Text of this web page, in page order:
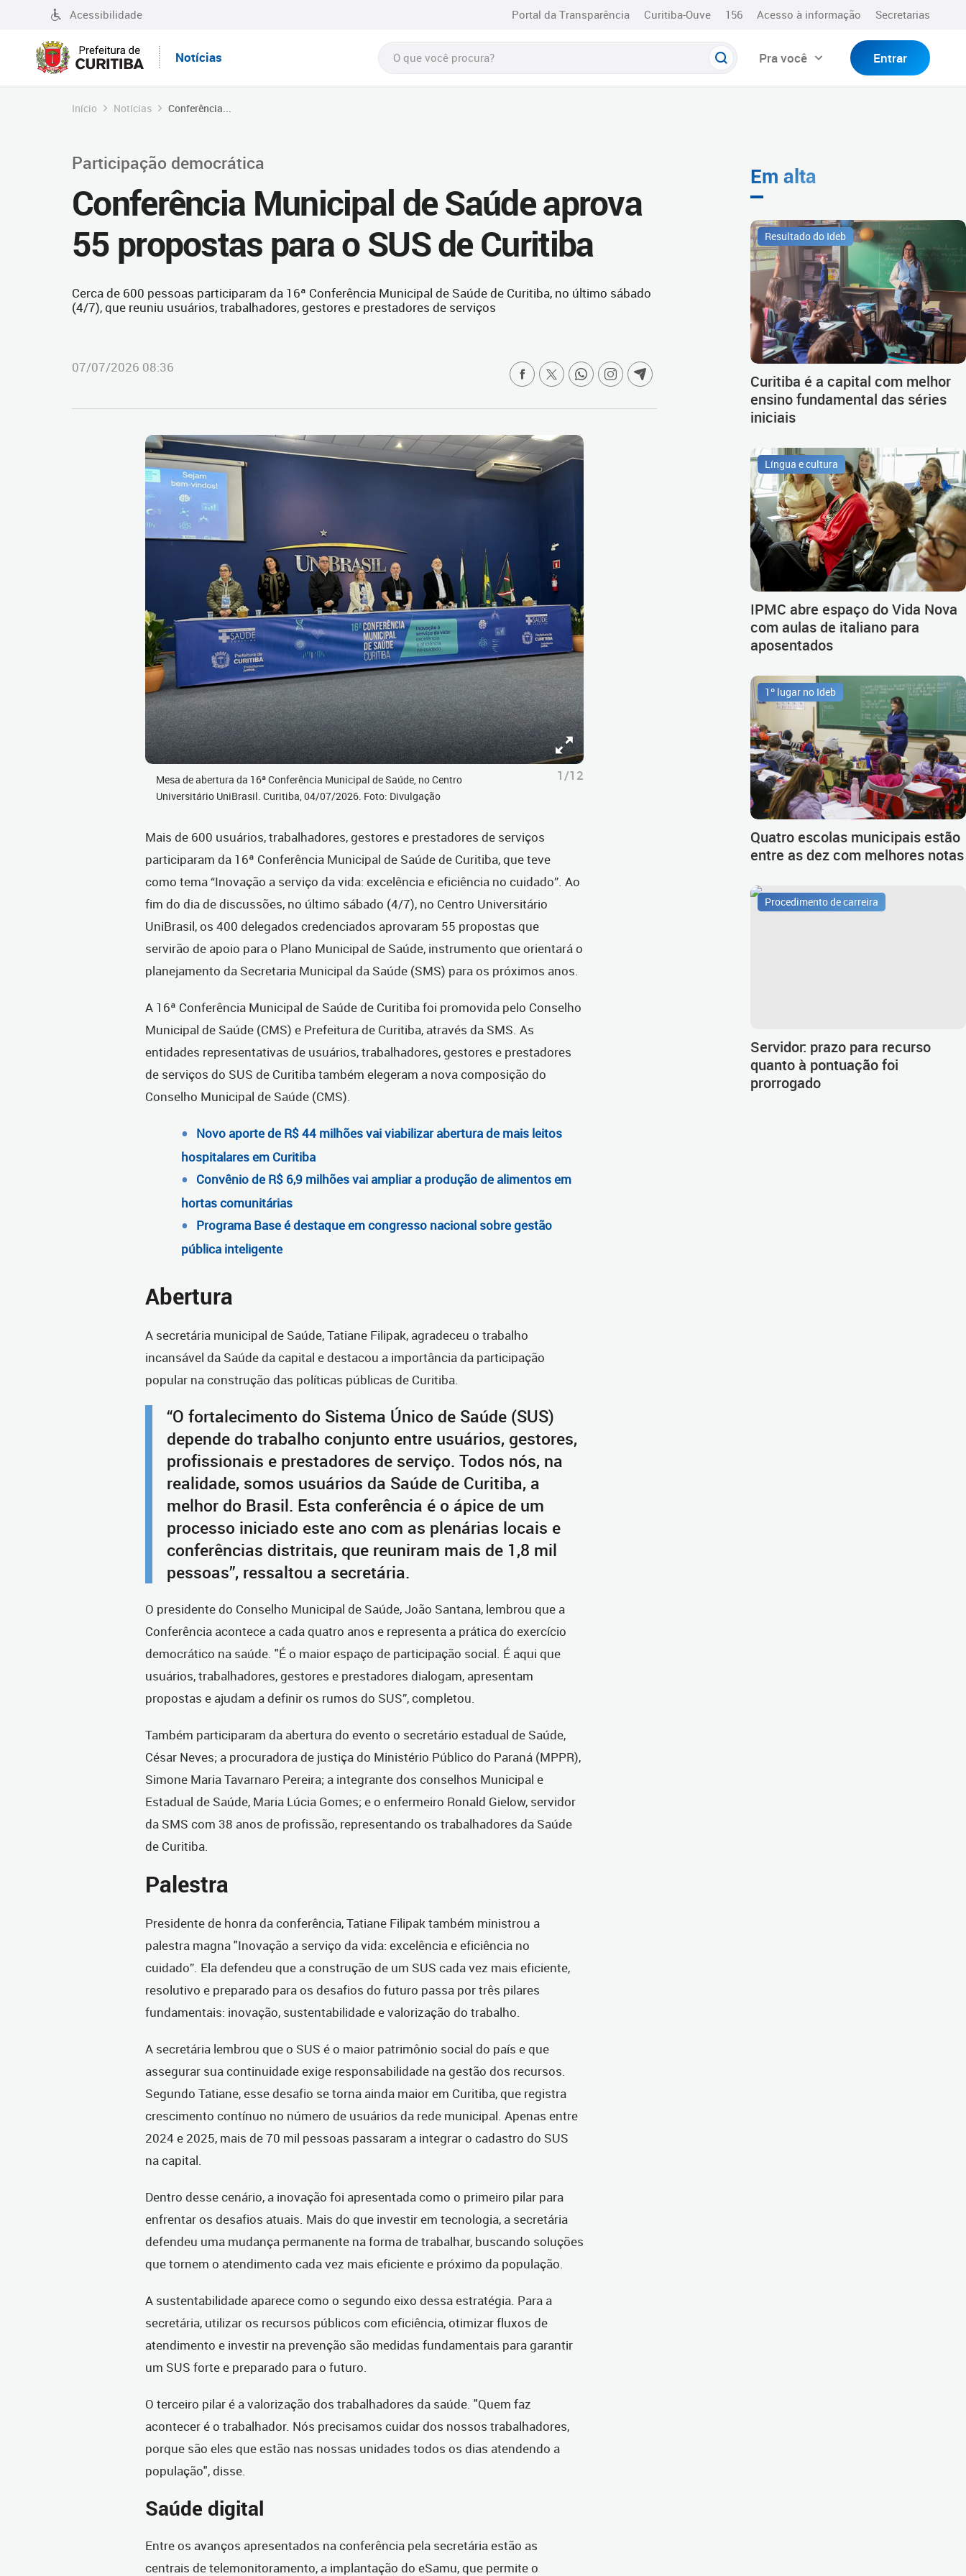
Acessibilidade Portal da Transparência Curitiba-Ouve 156 Acesso à informação Secretarias
Notícias Pra você Entrar
Início Notícias Conferência...
Participação democrática
Conferência Municipal de Saúde aprova
55 propostas para o SUS de Curitiba
Cerca de 600 pessoas participaram da 16ª Conferência Municipal de Saúde de Curitiba, no último sábado
(4/7), que reuniu usuários, trabalhadores, gestores e prestadores de serviços
07/07/2026 08:36
Mesa de abertura da 16ª Conferência Municipal de Saúde, no Centro
Universitário UniBrasil. Curitiba, 04/07/2026. Foto: Divulgação
1/12
Mais de 600 usuários, trabalhadores, gestores e prestadores de serviços
participaram da 16ª Conferência Municipal de Saúde de Curitiba, que teve
como tema “Inovação a serviço da vida: excelência e eficiência no cuidado”. Ao
fim do dia de discussões, no último sábado (4/7), no Centro Universitário
UniBrasil, os 400 delegados credenciados aprovaram 55 propostas que
servirão de apoio para o Plano Municipal de Saúde, instrumento que orientará o
planejamento da Secretaria Municipal da Saúde (SMS) para os próximos anos.
A 16ª Conferência Municipal de Saúde de Curitiba foi promovida pelo Conselho
Municipal de Saúde (CMS) e Prefeitura de Curitiba, através da SMS. As
entidades representativas de usuários, trabalhadores, gestores e prestadores
de serviços do SUS de Curitiba também elegeram a nova composição do
Conselho Municipal de Saúde (CMS).
Novo aporte de R$ 44 milhões vai viabilizar abertura de mais leitos
hospitalares em Curitiba
Convênio de R$ 6,9 milhões vai ampliar a produção de alimentos em
hortas comunitárias
Programa Base é destaque em congresso nacional sobre gestão
pública inteligente
Abertura
A secretária municipal de Saúde, Tatiane Filipak, agradeceu o trabalho
incansável da Saúde da capital e destacou a importância da participação
popular na construção das políticas públicas de Curitiba.
“O fortalecimento do Sistema Único de Saúde (SUS)
depende do trabalho conjunto entre usuários, gestores,
profissionais e prestadores de serviço. Todos nós, na
realidade, somos usuários da Saúde de Curitiba, a
melhor do Brasil. Esta conferência é o ápice de um
processo iniciado este ano com as plenárias locais e
conferências distritais, que reuniram mais de 1,8 mil
pessoas”, ressaltou a secretária.
O presidente do Conselho Municipal de Saúde, João Santana, lembrou que a
Conferência acontece a cada quatro anos e representa a prática do exercício
democrático na saúde. "É o maior espaço de participação social. É aqui que
usuários, trabalhadores, gestores e prestadores dialogam, apresentam
propostas e ajudam a definir os rumos do SUS”, completou.
Também participaram da abertura do evento o secretário estadual de Saúde,
César Neves; a procuradora de justiça do Ministério Público do Paraná (MPPR),
Simone Maria Tavarnaro Pereira; a integrante dos conselhos Municipal e
Estadual de Saúde, Maria Lúcia Gomes; e o enfermeiro Ronald Gielow, servidor
da SMS com 38 anos de profissão, representando os trabalhadores da Saúde
de Curitiba.
Palestra
Presidente de honra da conferência, Tatiane Filipak também ministrou a
palestra magna "Inovação a serviço da vida: excelência e eficiência no
cuidado”. Ela defendeu que a construção de um SUS cada vez mais eficiente,
resolutivo e preparado para os desafios do futuro passa por três pilares
fundamentais: inovação, sustentabilidade e valorização do trabalho.
A secretária lembrou que o SUS é o maior patrimônio social do país e que
assegurar sua continuidade exige responsabilidade na gestão dos recursos.
Segundo Tatiane, esse desafio se torna ainda maior em Curitiba, que registra
crescimento contínuo no número de usuários da rede municipal. Apenas entre
2024 e 2025, mais de 70 mil pessoas passaram a integrar o cadastro do SUS
na capital.
Dentro desse cenário, a inovação foi apresentada como o primeiro pilar para
enfrentar os desafios atuais. Mais do que investir em tecnologia, a secretária
defendeu uma mudança permanente na forma de trabalhar, buscando soluções
que tornem o atendimento cada vez mais eficiente e próximo da população.
A sustentabilidade aparece como o segundo eixo dessa estratégia. Para a
secretária, utilizar os recursos públicos com eficiência, otimizar fluxos de
atendimento e investir na prevenção são medidas fundamentais para garantir
um SUS forte e preparado para o futuro.
O terceiro pilar é a valorização dos trabalhadores da saúde. "Quem faz
acontecer é o trabalhador. Nós precisamos cuidar dos nossos trabalhadores,
porque são eles que estão nas nossas unidades todos os dias atendendo a
população", disse.
Saúde digital
Entre os avanços apresentados na conferência pela secretária estão as
centrais de telemonitoramento, a implantação do eSamu, que permite o
Em alta
Resultado do Ideb
Curitiba é a capital com melhor
ensino fundamental das séries
iniciais
Língua e cultura
IPMC abre espaço do Vida Nova
com aulas de italiano para
aposentados
1º lugar no Ideb
Quatro escolas municipais estão
entre as dez com melhores notas
Procedimento de carreira
Servidor: prazo para recurso
quanto à pontuação foi
prorrogado